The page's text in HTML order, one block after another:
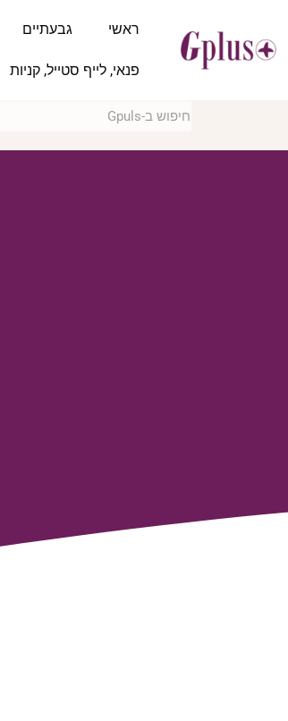
ראשי גבעתיים
פנאי, לייף סטייל, קניות